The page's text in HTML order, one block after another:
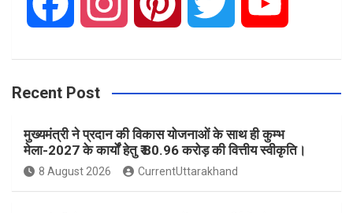
c
e
b
s
t
a
n
t
e
i
t
t
u
T
u
Recent Post
मुख्यमंत्री ने प्रदान की विकास योजनाओं के साथ ही कुम्भ
मेला-2027 के कार्यों हेतु ₹ 80.96 करोड़ की वित्तीय स्वीकृति।
8 August 2026 CurrentUttarakhand